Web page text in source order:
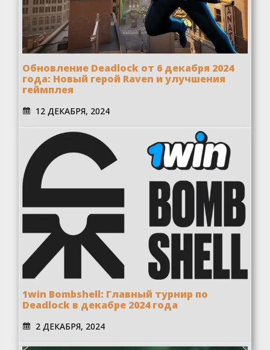
Обновление Deadlock от 6 декабря 2024
года: Новый герой Raven и улучшения
геймплея
12 ДЕКАБРЯ, 2024
1win Bombshell: Главный турнир по
Deadlock в декабре 2024 года
2 ДЕКАБРЯ, 2024